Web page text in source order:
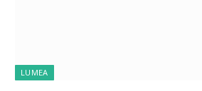
LUMEA